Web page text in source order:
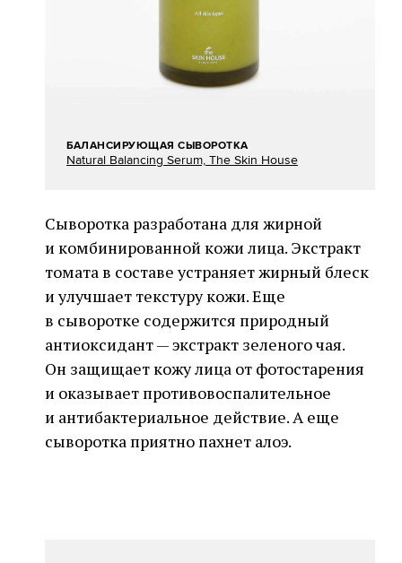
БАЛАНСИРУЮЩАЯ СЫВОРОТКА
Natural Balancing Serum, The Skin House
Сыворотка разработана для жирной
и комбинированной кожи лица. Экстракт
томата в составе устраняет жирный блеск
и улучшает текстуру кожи. Еще
в сыворотке содержится природный
антиоксидант — экстракт зеленого чая.
Он защищает кожу лица от фотостарения
и оказывает противовоспалительное
и антибактериальное действие. А еще
сыворотка приятно пахнет алоэ.